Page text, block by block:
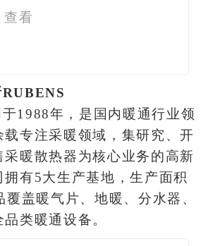
查看
1988年，是国内暖通行业领
载专注采暖领域，集研究、开
采暖散热器为核心业务的高新
有5大生产基地，生产面积
覆盖暖气片、地暖、分水器、
类暖通设备。